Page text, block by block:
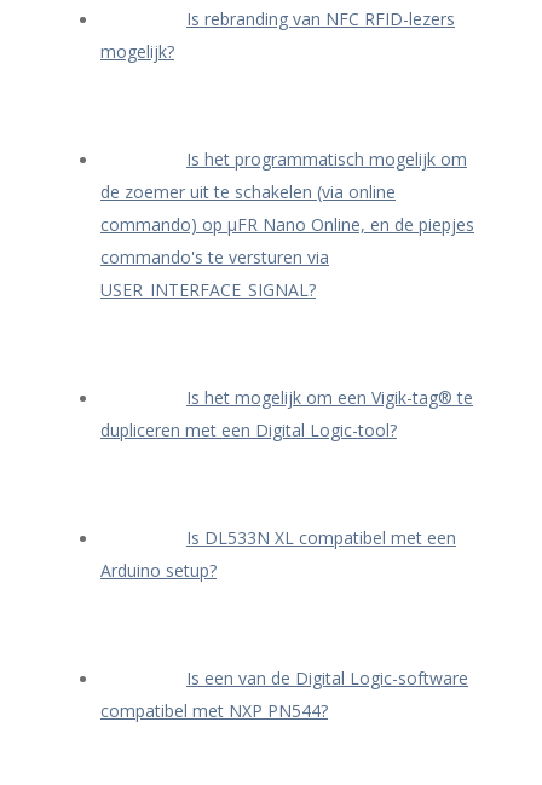
Is rebranding van NFC RFID-lezers
mogelijk?
Is het programmatisch mogelijk om
de zoemer uit te schakelen (via online
commando) op μFR Nano Online, en de piepjes
commando's te versturen via
USER_INTERFACE_SIGNAL?
Is het mogelijk om een Vigik-tag® te
dupliceren met een Digital Logic-tool?
Is DL533N XL compatibel met een
Arduino setup?
Is een van de Digital Logic-software
compatibel met NXP PN544?